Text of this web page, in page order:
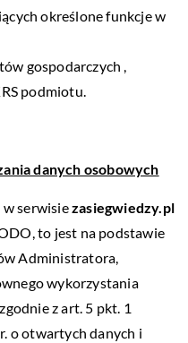
określone funkcje w
gospodarczych ,
podmiotu.
danych osobowych
w serwisiezasiegwiedzy.pl
to jest na podstawie
Administratora,
wykorzystania
z art. 5 pkt. 1
o otwartych danych i